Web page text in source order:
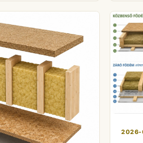
2026-